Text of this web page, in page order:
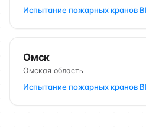
Испытание пожарных кранов
Омск
Омская область
Испытание пожарных кранов